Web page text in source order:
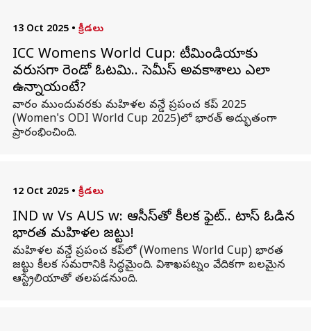
13 Oct 2025 • క్రీడలు
ICC Womens World Cup: టీమిండియాకు
వరుసగా రెండో ఓటమి.. సెమీస్‌ అవకాశాలు ఎలా
ఉన్నాయంటే?
వారం ముందువరకు మహిళల వన్డే ప్రపంచ కప్ 2025
(Women's ODI World Cup 2025)లో భారత్‌ అద్భుతంగా
ప్రారంభించింది.
12 Oct 2025 • క్రీడలు
IND w Vs AUS w: ఆసీస్‌తో కీలక ఫైట్.. టాస్ ఓడిన
భారత మహిళల జట్టు!
మహిళల వన్డే ప్రపంచ కప్‌లో (Womens World Cup) భారత
జట్టు కీలక సమరానికి సిద్ధమైంది. విశాఖపట్నం వేదికగా బలమైన
ఆస్ట్రేలియాతో తలపడనుంది.